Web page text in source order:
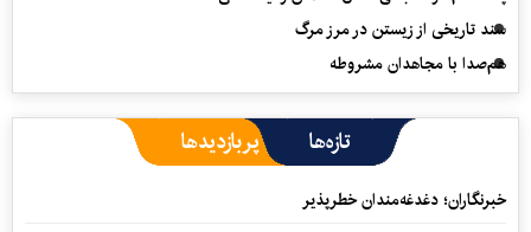
سند تاریخی از زیستن در مرز مرگ
هم‌صدا با مجاهدان مشروطه
تازه‌ها پربازدیدها
خبرنگاران؛ دغدغه‌مندان خطرپذیر